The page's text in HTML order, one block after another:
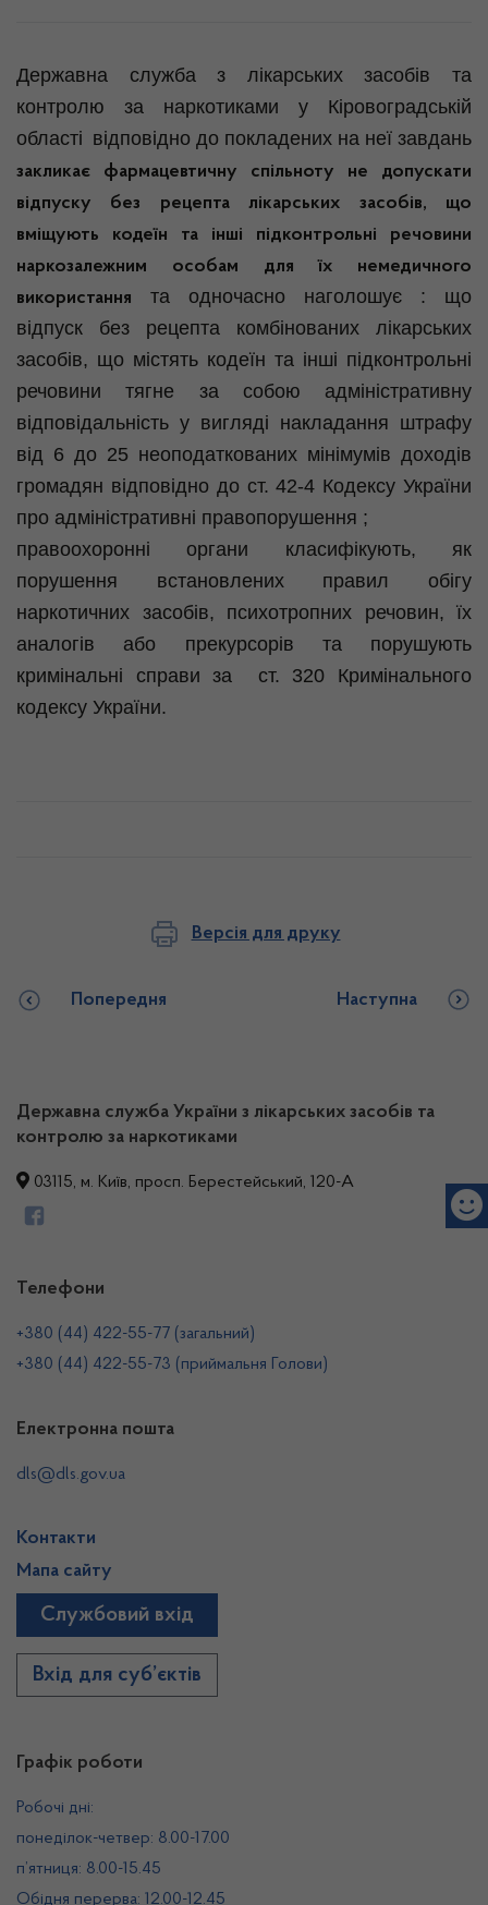
Державна служба з лікарських засобів та
контролю за наркотиками у Кіровоградській
області відповідно до покладених на неї завдань
закликає фармацевтичну спільноту не допускати
відпуску без рецепта лікарських засобів, що
вміщують кодеїн та інші підконтрольні речовини
наркозалежним особам для їх немедичного
використання
та одночасно наголошує : що
відпуск без рецепта комбінованих лікарських
засобів, що містять кодеїн та інші підконтрольні
речовини тягне за собою адміністративну
відповідальність у вигляді накладання штрафу
від 6 до 25 неоподаткованих мінімумів доходів
громадян відповідно до ст. 42-4 Кодексу України
про адміністративні правопорушення ;
правоохоронні органи класифікують, як
порушення встановлених правил обігу
наркотичних засобів, психотропних речовин, їх
аналогів або прекурсорів та порушують
кримінальні справи за ст. 320 Кримінального
кодексу України.
Версія для друку
Попередня Наступна
Державна служба України з лікарських засобів та
контролю за наркотиками
03115, м. Київ, просп. Берестейський, 120-А
Графік роботи
Робочі дні:
понеділок-четвер: 8.00-17.00
п’ятниця: 8.00-15.45
Обідня перерва: 12.00-12.45
Телефони
+380 (44) 422-55-77 (загальний)
+380 (44) 422-55-73 (приймальня Голови)
Електронна пошта
dls@dls.gov.ua
Контакти
Мапа сайту
Службовий вхід
Вхід для суб’єктів